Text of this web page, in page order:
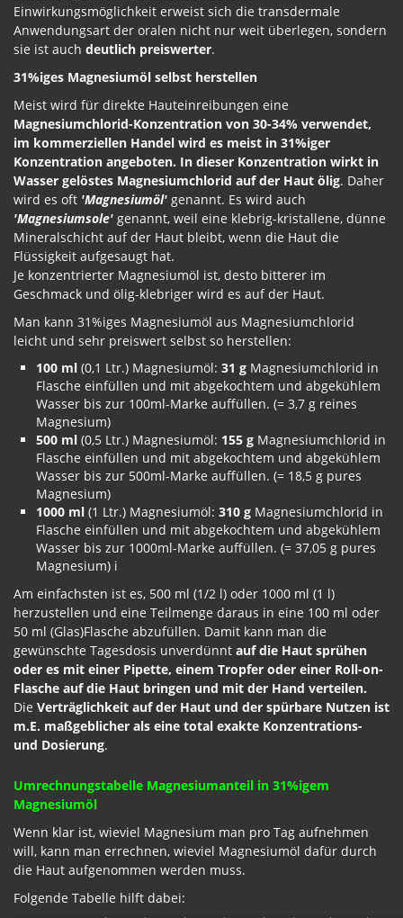
Einwirkungsmöglichkeit erweist sich die transdermale
Anwendungsart der oralen nicht nur weit überlegen, sondern
sie ist auch deutlich preiswerter.
31%iges Magnesiumöl selbst herstellen
Meist wird für direkte Hauteinreibungen eine
Magnesiumchlorid-Konzentration von 30-34% verwendet,
im kommerziellen Handel wird es meist in 31%iger
Konzentration angeboten. In dieser Konzentration wirkt in
Wasser gelöstes Magnesiumchlorid auf der Haut ölig. Daher
wird es oft 'Magnesiumöl' genannt. Es wird auch
'Magnesiumsole' genannt, weil eine klebrig-kristallene, dünne
Mineralschicht auf der Haut bleibt, wenn die Haut die
Flüssigkeit aufgesaugt hat.
Je konzentrierter Magnesiumöl ist, desto bitterer im
Geschmack und ölig-klebriger wird es auf der Haut.
Man kann 31%iges Magnesiumöl aus Magnesiumchlorid
leicht und sehr preiswert selbst so herstellen:
100 ml (0,1 Ltr.) Magnesiumöl: 31 g Magnesiumchlorid in
Flasche einfüllen und mit abgekochtem und abgekühlem
Wasser bis zur 100ml-Marke auffüllen. (= 3,7 g reines
Magnesium)
500 ml (0,5 Ltr.) Magnesiumöl: 155 g Magnesiumchlorid in
Flasche einfüllen und mit abgekochtem und abgekühlem
Wasser bis zur 500ml-Marke auffüllen. (= 18,5 g pures
Magnesium)
1000 ml (1 Ltr.) Magnesiumöl: 310 g Magnesiumchlorid in
Flasche einfüllen und mit abgekochtem und abgekühlem
Wasser bis zur 1000ml-Marke auffüllen. (= 37,05 g pures
Magnesium) i
Am einfachsten ist es, 500 ml (1/2 l) oder 1000 ml (1 l)
herzustellen und eine Teilmenge daraus in eine 100 ml oder
50 ml (Glas)Flasche abzufüllen. Damit kann man die
gewünschte Tagesdosis unverdünnt auf die Haut sprühen
oder es mit einer Pipette, einem Tropfer oder einer Roll-on-
Flasche auf die Haut bringen und mit der Hand verteilen.
Die Verträglichkeit auf der Haut und der spürbare Nutzen ist
m.E. maßgeblicher als eine total exakte Konzentrations-
und Dosierung.
Umrechnungstabelle Magnesiumanteil in 31%igem
Magnesiumöl
Wenn klar ist, wieviel Magnesium man pro Tag aufnehmen
will, kann man errechnen, wieviel Magnesiumöl dafür durch
die Haut aufgenommen werden muss.
Folgende Tabelle hilft dabei: